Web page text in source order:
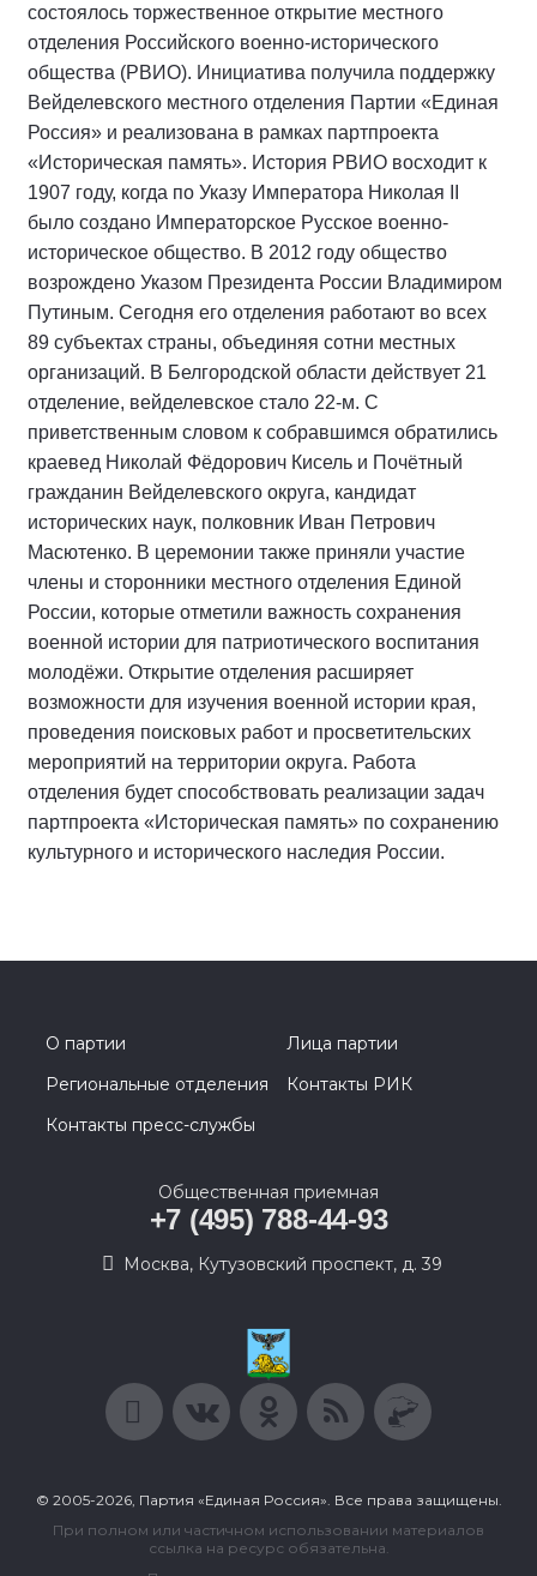
состоялось торжественное открытие местного
отделения Российского военно-исторического
общества (РВИО). Инициатива получила поддержку
Вейделевского местного отделения Партии «Единая
Россия» и реализована в рамках партпроекта
«Историческая память». История РВИО восходит к
1907 году, когда по Указу Императора Николая II
было создано Императорское Русское военно-
историческое общество. В 2012 году общество
возрождено Указом Президента России Владимиром
Путиным. Сегодня его отделения работают во всех
89 субъектах страны, объединяя сотни местных
организаций. В Белгородской области действует 21
отделение, вейделевское стало 22-м. С
приветственным словом к собравшимся обратились
краевед Николай Фёдорович Кисель и Почётный
гражданин Вейделевского округа, кандидат
исторических наук, полковник Иван Петрович
Масютенко. В церемонии также приняли участие
члены и сторонники местного отделения Единой
России, которые отметили важность сохранения
военной истории для патриотического воспитания
молодёжи. Открытие отделения расширяет
возможности для изучения военной истории края,
проведения поисковых работ и просветительских
мероприятий на территории округа. Работа
отделения будет способствовать реализации задач
партпроекта «Историческая память» по сохранению
культурного и исторического наследия России.
О партии
Лица партии
Региональные отделения
Контакты РИК
Контакты пресс-службы
Общественная приемная
+7 (495) 788-44-93
Москва, Кутузовский проспект, д. 39
© 2005-2026, Партия «Единая Россия». Все права защищены.
При полном или частичном использовании материалов
ссылка на ресурс обязательна.